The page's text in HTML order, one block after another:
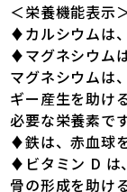
＜栄養機能表示
♦カルシウムは
♦マグネシウム
マグネシウムは
ギー産生を助け
必要な栄養素です
♦鉄は、赤血球
♦ビタミン D は
骨の形成を助け